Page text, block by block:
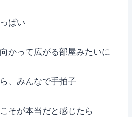
ぱい
かって広がる部屋みたいに
、みんなで手拍子
そが本当だと感じたら